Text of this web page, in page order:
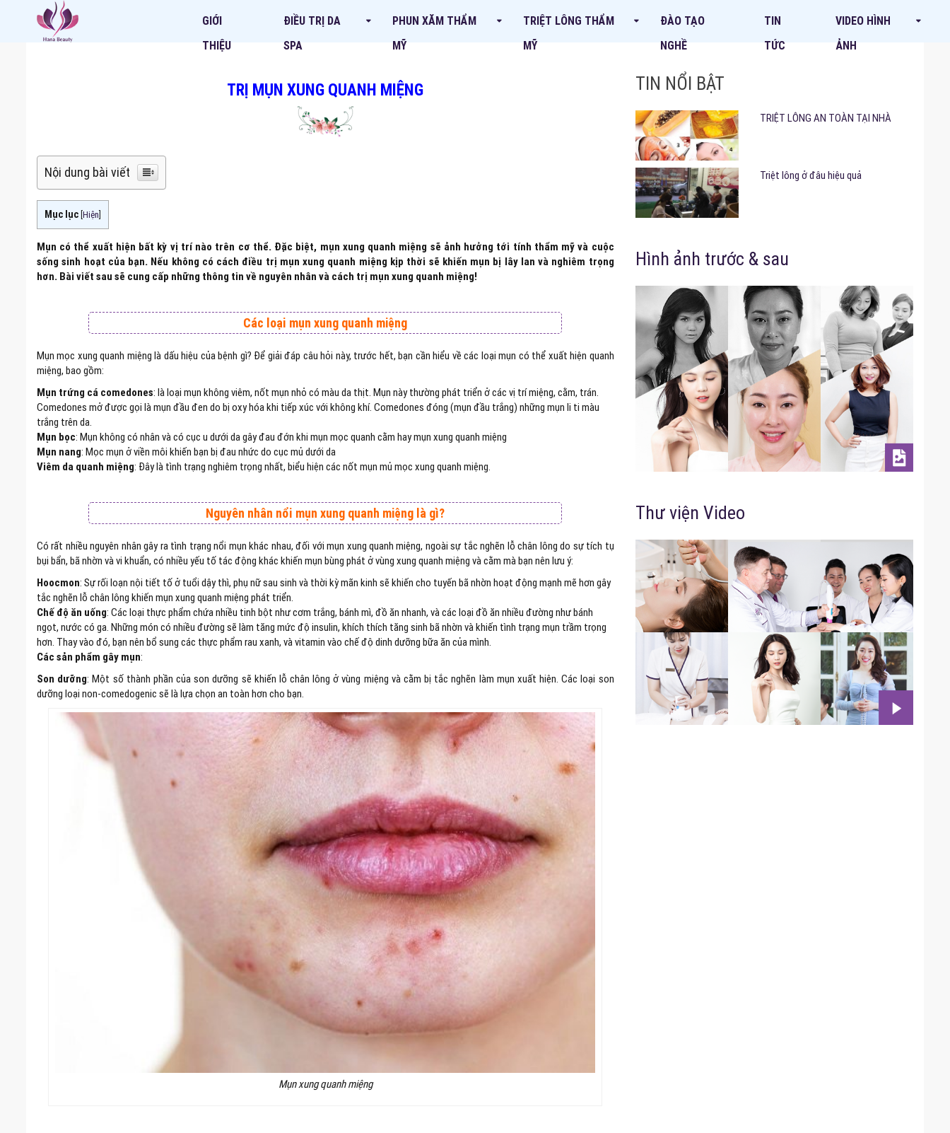
GIỚI
THIỆU
ĐIỀU TRỊ DA
SPA
PHUN XĂM THẨM
MỸ
TRIỆT LÔNG THẨM
MỸ
ĐÀO TẠO
NGHỀ
TIN
TỨC
VIDEO HÌNH
ẢNH
TRỊ MỤN XUNG QUANH MIỆNG
Nội dung bài viết
Mục lục [Hiện]
Mụn có thể xuất hiện bất kỳ vị trí nào trên cơ thể. Đặc biệt, mụn xung quanh miệng sẽ ảnh hưởng tới tính thẩm mỹ và cuộc
sống sinh hoạt của bạn. Nếu không có cách điều trị mụn xung quanh miệng kịp thời sẽ khiến mụn bị lây lan và nghiêm trọng
hơn. Bài viết sau sẽ cung cấp những thông tin về nguyên nhân và cách trị mụn xung quanh miệng!
Các loại mụn xung quanh miệng
Mụn mọc xung quanh miệng là dấu hiệu của bệnh gì? Để giải đáp câu hỏi này, trước hết, bạn cần hiểu về các loại mụn có thể xuất hiện quanh
miệng, bao gồm:
Mụn trứng cá comedones: là loại mụn không viêm, nốt mụn nhỏ có màu da thịt. Mụn này thường phát triển ở các vị trí miệng, cằm, trán.
Comedones mở được gọi là mụn đầu đen do bị oxy hóa khi tiếp xúc với không khí. Comedones đóng (mụn đầu trắng) những mụn li ti màu
trắng trên da.
Mụn bọc: Mụn không có nhân và có cục u dưới da gây đau đớn khi mụn mọc quanh cằm hay mụn xung quanh miệng
Mụn nang: Mọc mụn ở viền môi khiến bạn bị đau nhức do cục mủ dưới da
Viêm da quanh miệng: Đây là tình trạng nghiêm trọng nhất, biểu hiện các nốt mụn mủ mọc xung quanh miệng.
Nguyên nhân nổi mụn xung quanh miệng là gì?
Có rất nhiều nguyên nhân gây ra tình trạng nổi mụn khác nhau, đối với mụn xung quanh miệng, ngoài sự tắc nghẽn lỗ chân lông do sự tích tụ
bụi bẩn, bã nhờn và vi khuẩn, có nhiều yếu tố tác động khác khiến mụn bùng phát ở vùng xung quanh miệng và cằm mà bạn nên lưu ý:
Hoocmon: Sự rối loạn nội tiết tố ở tuổi dậy thì, phụ nữ sau sinh và thời kỳ mãn kinh sẽ khiến cho tuyến bã nhờn hoạt động mạnh mẽ hơn gây
tắc nghẽn lỗ chân lông khiến mụn xung quanh miệng phát triển.
Chế độ ăn uống: Các loại thực phẩm chứa nhiều tinh bột như cơm trắng, bánh mì, đồ ăn nhanh, và các loại đồ ăn nhiều đường như bánh
ngọt, nước có ga. Những món có nhiều đường sẽ làm tăng mức độ insulin, khích thích tăng sinh bã nhờn và khiến tình trạng mụn trầm trọng
hơn. Thay vào đó, bạn nên bổ sung các thực phẩm rau xanh, và vitamin vào chế độ dinh dưỡng bữa ăn của mình.
Các sản phẩm gây mụn:
Son dưỡng: Một số thành phần của son dưỡng sẽ khiến lỗ chân lông ở vùng miệng và cằm bị tắc nghẽn làm mụn xuất hiện. Các loại son
dưỡng loại non-comedogenic sẽ là lựa chọn an toàn hơn cho bạn.
Mụn xung quanh miệng
TIN NỔI BẬT
TRIỆT LÔNG AN TOÀN TẠI NHÀ
Triệt lông ở đâu hiệu quả
Hình ảnh trước & sau
Thư viện Video